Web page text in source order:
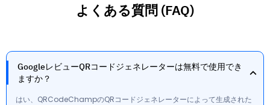
よくある質問 (FAQ)
GoogleレビューQRコードジェネレーターは無料で使用でき
ますか？
はい、QRCodeChampのQRコードジェネレーターによって生成された